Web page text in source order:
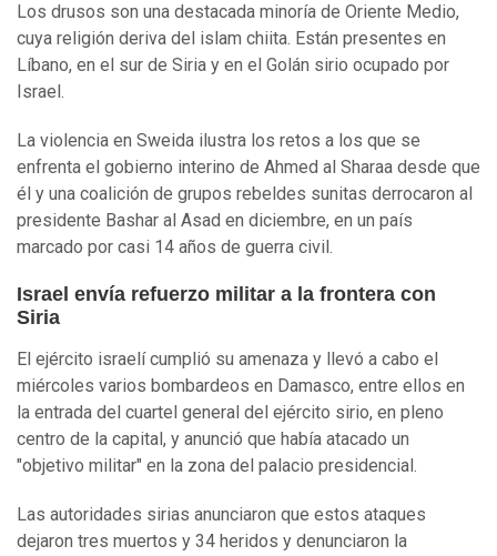
Los drusos son una destacada minoría de Oriente Medio,
cuya religión deriva del islam chiita. Están presentes en
Líbano, en el sur de Siria y en el Golán sirio ocupado por
Israel.
La violencia en Sweida ilustra los retos a los que se
enfrenta el gobierno interino de Ahmed al Sharaa desde que
él y una coalición de grupos rebeldes sunitas derrocaron al
presidente Bashar al Asad en diciembre, en un país
marcado por casi 14 años de guerra civil.
Israel envía refuerzo militar a la frontera con
Siria
El ejército israelí cumplió su amenaza y llevó a cabo el
miércoles varios bombardeos en Damasco, entre ellos en
la entrada del cuartel general del ejército sirio, en pleno
centro de la capital, y anunció que había atacado un
"objetivo militar" en la zona del palacio presidencial.
Las autoridades sirias anunciaron que estos ataques
dejaron tres muertos y 34 heridos y denunciaron la